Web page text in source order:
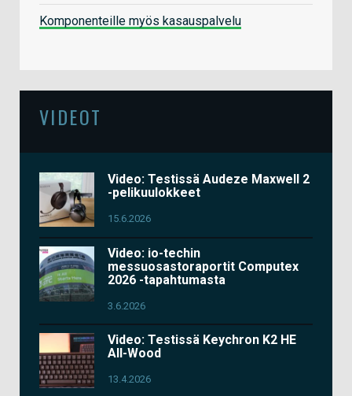
Komponenteille myös kasauspalvelu
VIDEOT
Video: Testissä Audeze Maxwell 2
-pelikuulokkeet
15.6.2026
Video: io-techin
messuosastoraportit Computex
2026 -tapahtumasta
3.6.2026
Video: Testissä Keychron K2 HE
All-Wood
13.4.2026